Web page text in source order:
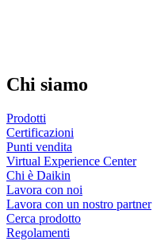
Chi siamo
Prodotti
Certificazioni
Punti vendita
Virtual Experience Center
Chi è Daikin
Lavora con noi
Lavora con un nostro partner
Cerca prodotto
Regolamenti